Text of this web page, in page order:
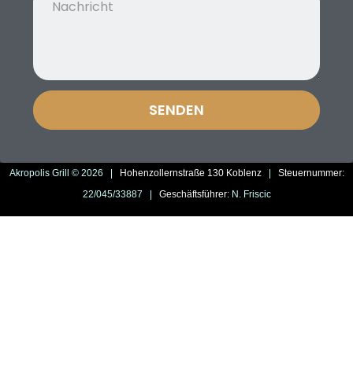
SENDEN
Akropolis Grill © 2026 | Hohenzollernstraße 130 Koblenz| Steuernummer:
22/045/33887 | Geschäftsführer:N. Friscic